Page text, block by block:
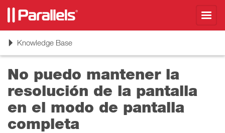
ToggleKnowledge Base
No puedo mantener la
resolución de la pantalla
en el modo de pantalla
completa